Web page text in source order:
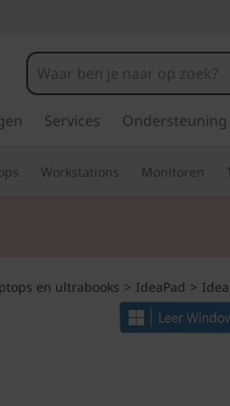
Services Ondersteuning
Workstations Monitoren
2 of 2
en ultrabooks > IdeaPad >